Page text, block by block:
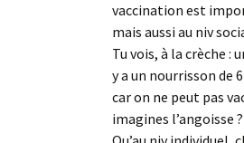
vaccination est
mais aussi au niv
Tu vois, à la crèche :
y a un nourrisson de
car on ne peut pas
imagines l’angoisse ?